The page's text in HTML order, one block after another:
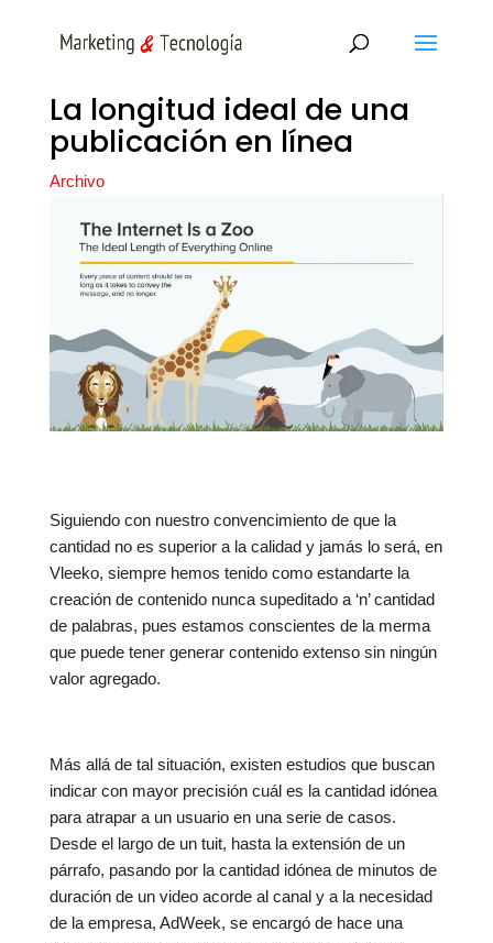
La longitud ideal de una
publicación en línea
Archivo
Siguiendo con nuestro convencimiento de que la
cantidad no es superior a la calidad y jamás lo será, en
Vleeko, siempre hemos tenido como estandarte la
creación de contenido nunca supeditado a ‘n’ cantidad
de palabras, pues estamos conscientes de la merma
que puede tener generar contenido extenso sin ningún
valor agregado.
Más allá de tal situación, existen estudios que buscan
indicar con mayor precisión cuál es la cantidad idónea
para atrapar a un usuario en una serie de casos.
Desde el largo de un tuit, hasta la extensión de un
párrafo, pasando por la cantidad idónea de minutos de
duración de un video acorde al canal y a la necesidad
de la empresa, AdWeek, se encargó de hace una